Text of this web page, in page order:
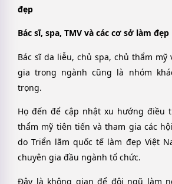
đẹp
Bác sĩ, spa, TMV và các cơ sở làm đẹp
Bác sĩ da liễu, chủ spa, chủ thẩm mỹ
gia trong ngành cũng là nhóm
trọng.
Họ đến để cập nhật xu hướng điều
thẩm mỹ tiên tiến và tham gia các
do Triển lãm quốc tế làm đẹp Việt
chuyên gia đầu ngành tổ chức.
Đây là không gian để đội ngũ làm